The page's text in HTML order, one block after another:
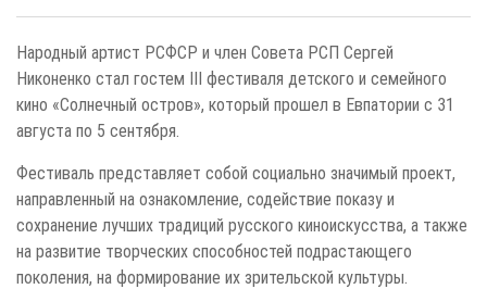
Народный артист РСФСР и член Совета РСП Сергей
Никоненко стал гостем III фестиваля детского и семейного
кино «Солнечный остров», который прошел в Евпатории с 31
августа по 5 сентября.
Фестиваль представляет собой социально значимый проект,
направленный на ознакомление, содействие показу и
сохранение лучших традиций русского киноискусства, а также
на развитие творческих способностей подрастающего
поколения, на формирование их зрительской культуры.